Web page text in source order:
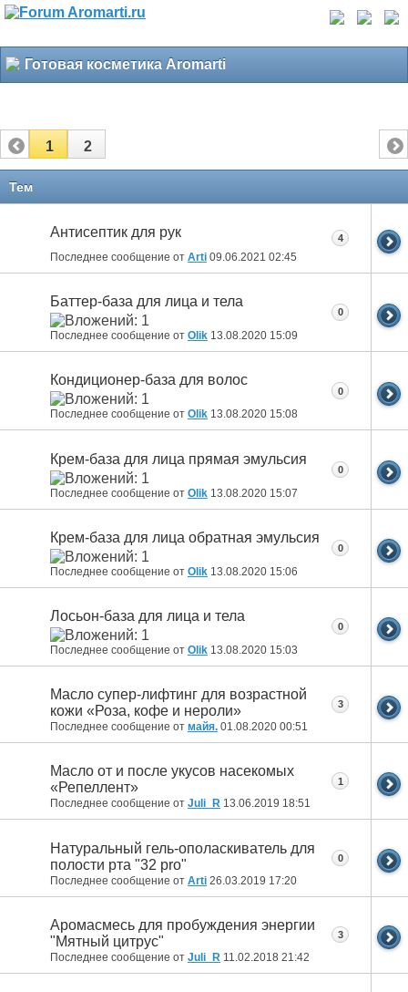
Готовая косметика Aromarti
1 2
Тем
Антисептик для рук
Последнее сообщение от Arti 09.06.2021 02:45
4
Баттер-база для лица и тела
Последнее сообщение от Olik 13.08.2020 15:09
0
Кондиционер-база для волос
Последнее сообщение от Olik 13.08.2020 15:08
0
Крем-база для лица прямая эмульсия
Последнее сообщение от Olik 13.08.2020 15:07
0
Крем-база для лица обратная эмульсия
Последнее сообщение от Olik 13.08.2020 15:06
0
Лосьон-база для лица и тела
Последнее сообщение от Olik 13.08.2020 15:03
0
Масло супер-лифтинг для возрастной
кожи «Роза, кофе и нероли»
Последнее сообщение от майя. 01.08.2020 00:51
3
Масло от и после укусов насекомых
«Репеллент»
Последнее сообщение от Juli_R 13.06.2019 18:51
1
Натуральный гель-ополаскиватель для
полости рта "32 pro"
Последнее сообщение от Arti 26.03.2019 17:20
0
Аромасмесь для пробуждения энергии
"Мятный цитрус"
Последнее сообщение от Juli_R 11.02.2018 21:42
3